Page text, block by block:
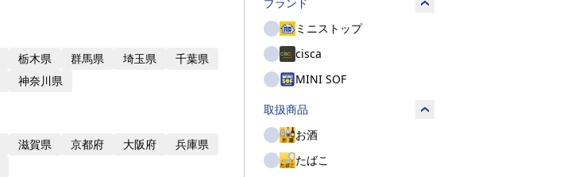
栃木県 群馬県 埼玉県
千葉県
神奈川県
滋賀県 京都府 大阪府
兵庫県
ミニストップ
cisca
MINI SOF
取扱商品
お酒
たばこ